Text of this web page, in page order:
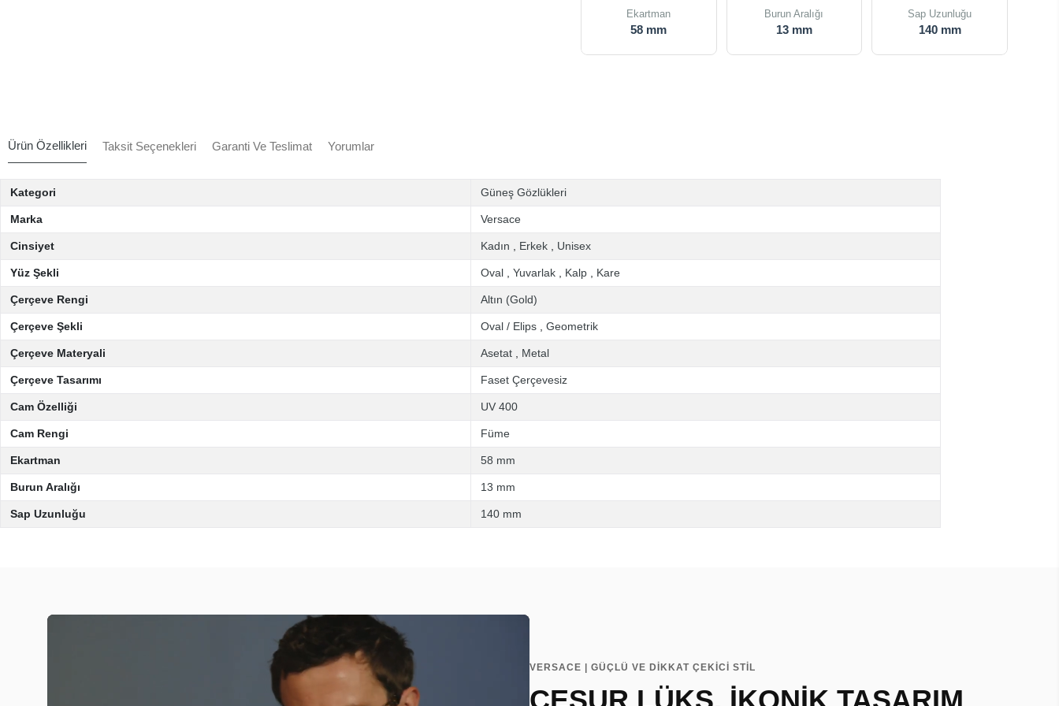
Ekartman
58 mm
Burun Aralığı
13 mm
Sap Uzunluğu
140 mm
Ürün Özellikleri Taksit Seçenekleri Garanti Ve Teslimat Yorumlar
Kategori Güneş Gözlükleri
Marka Versace
Cinsiyet Kadın Erkek Unisex
Yüz Şekli Oval Yuvarlak Kalp Kare
Çerçeve Rengi Altın (Gold)
Çerçeve Şekli Oval / Elips Geometrik
Çerçeve Materyali Asetat Metal
Çerçeve Tasarımı Faset Çerçevesiz
Cam Özelliği UV 400
Cam Rengi Füme
Ekartman 58 mm
Burun Aralığı 13 mm
Sap Uzunluğu 140 mm
VERSACE | GÜÇLÜ VE DİKKAT ÇEKİCİ STİL